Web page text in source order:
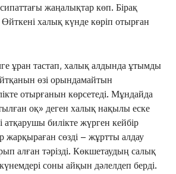
сипаттағы жаңалықтар көп. Бірақ
халық күнде көріп отырған
ұран тастап, халық алдында ұтымды
өзі орындамайтын
отырғанын көрсетеді. Мұндайда
оқ» деген халық нақылы еске
атқарушы билікте жүрген кейбір
жарқыраған сөзді – жұртты алдау
алған тәрізді. Көкшетаудың салық
соны айқын дәлелдеп берді.